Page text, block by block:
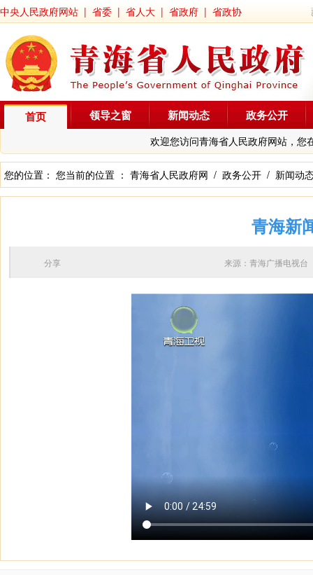
中央人民政府网站 | 省委 | 省人大 | 省政府 | 省政协
首页
欢迎您访问青海省人民政府网站，您
领导之窗 新闻动态 政务公开
您的位置： 您当前的位置 ： 青海省人民政府网 / 政务公开 / 新闻动
青海新
来源：青海广播电视
分享